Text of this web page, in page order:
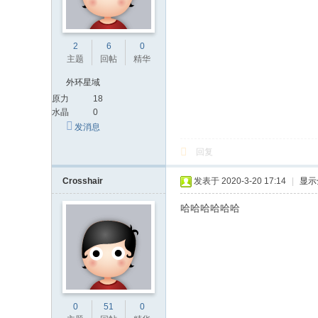
2
主题
6
回帖
0
精华
外环星域
原力
18
水晶
0
发消息
回复
Crosshair
0
51
0
发表于 2020-3-20 17:14 显
哈哈哈哈哈哈